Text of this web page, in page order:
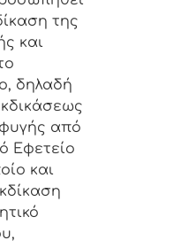
της
και
δηλαδή
από
Εφετείο
και